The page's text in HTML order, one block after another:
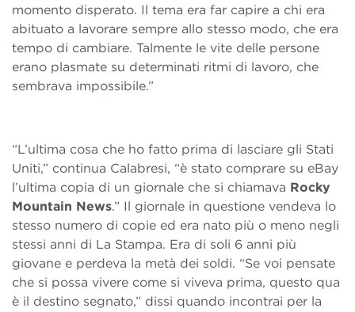
momento disperato. Il tema era far capire a chi era
abituato a lavorare sempre allo stesso modo, che era
tempo di cambiare. Talmente le vite delle persone
erano plasmate su determinati ritmi di lavoro, che
sembrava impossibile.”
“L’ultima cosa che ho fatto prima di lasciare gli Stati
Uniti,” continua Calabresi, “è stato comprare su eBay
l’ultima copia di un giornale che si chiamava Rocky
Mountain News.” Il giornale in questione vendeva lo
stesso numero di copie ed era nato più o meno negli
stessi anni di La Stampa. Era di soli 6 anni più
giovane e perdeva la metà dei soldi. “Se voi pensate
che si possa vivere come si viveva prima, questo qua
è il destino segnato,” dissi quando incontrai per la